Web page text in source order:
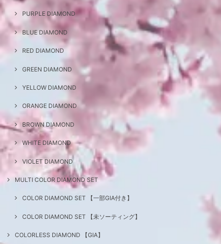
PURPLE DIAMOND
BLUE DIAMOND
RED DIAMOND
GREEN DIAMOND
YELLOW DIAMOND
ORANGE DIAMOND
BROWN DIAMOND
WHITE DIAMOND
VIOLET DIAMOND
MULTI COLOR DIAMOND SET
COLOR DIAMOND SET 【一部GIA付き】
COLOR DIAMOND SET 【未ソーティング】
COLORLESS DIAMOND 【GIA】